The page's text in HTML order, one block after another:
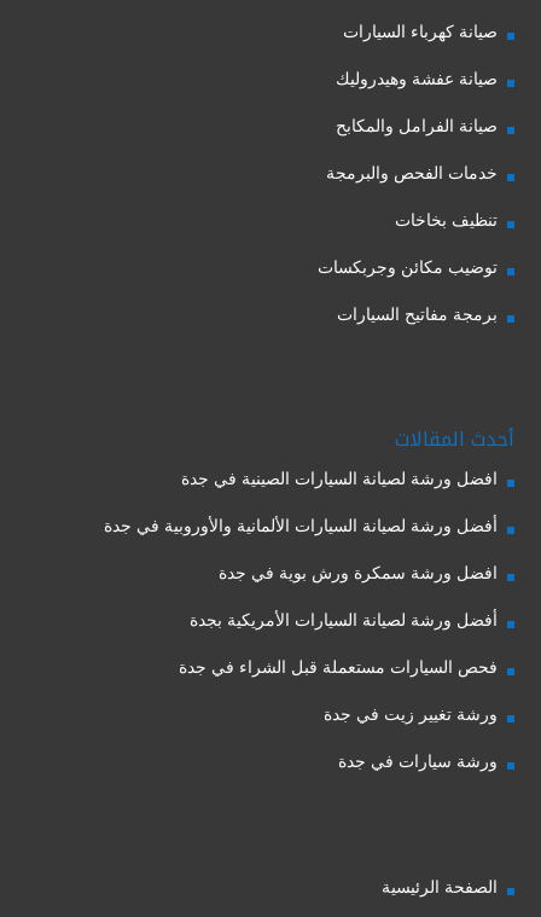
صيانة كهرباء السيارات
صيانة عفشة وهيدروليك
صيانة الفرامل والمكابح
خدمات الفحص والبرمجة
تنظيف بخاخات
توضيب مكائن وجربكسات
برمجة مفاتيح السيارات
أحدث المقالات
افضل ورشة لصيانة السيارات الصينية في جدة
أفضل ورشة لصيانة السيارات الألمانية والأوروبية في جدة
افضل ورشة سمكرة ورش بوية في جدة
أفضل ورشة لصيانة السيارات الأمريكية بجدة
فحص السيارات مستعملة قبل الشراء في جدة
ورشة تغيير زيت في جدة
ورشة سيارات في جدة
الصفحة الرئيسية